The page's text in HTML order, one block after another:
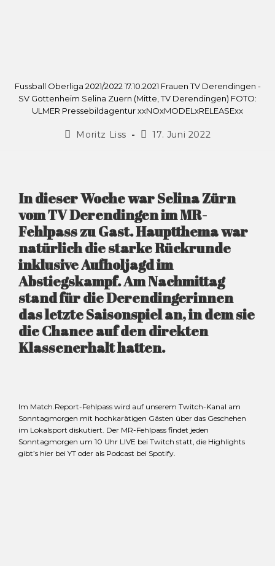
Fussball Oberliga 2021/2022 17.10.2021 Frauen TV Derendingen -
SV Gottenheim Selina Zuern (Mitte, TV Derendingen) FOTO:
ULMER Pressebildagentur xxNOxMODELxRELEASExx
Moritz Liss 17. Juni 2022
In dieser Woche war Selina Zürn
vom TV Derendingen im MR-
Fehlpass zu Gast. Hauptthema war
natürlich die starke Rückrunde
inklusive Aufholjagd im
Abstiegskampf. Am Nachmittag
stand für die Derendingerinnen
das letzte Saisonspiel an, in dem sie
die Chance auf den direkten
Klassenerhalt hatten.
Im Match.Report-Fehlpass wird auf unserem Twitch-Kanal am
Sonntagmorgen mit hochkarätigen Gästen über das Geschehen
im Lokalsport diskutiert. Der MR-Fehlpass findet jeden
Sonntagmorgen um 10 Uhr LIVE bei Twitch statt, die Highlights
gibt’s hier bei YT oder als Podcast bei Spotify.